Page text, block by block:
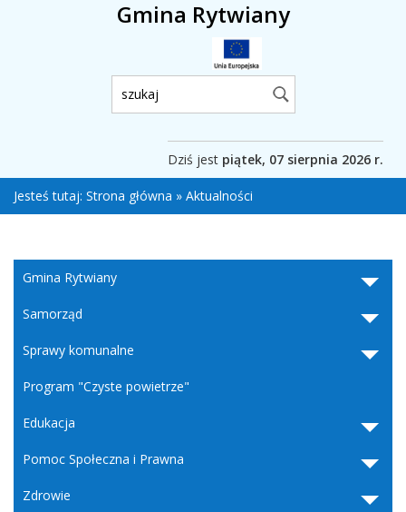
Gmina Rytwiany
Dziś jest piątek, 07 sierpnia 2026 r.
Jesteś tutaj: Strona główna » Aktualności
Gmina Rytwiany
Samorząd
Sprawy komunalne
Program "Czyste powietrze"
Edukacja
Pomoc Społeczna i Prawna
Zdrowie